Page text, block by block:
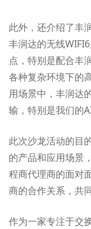
此外，还介绍了丰
丰润达的无线
点，特别是配合丰
各种复杂环境下的
用场景中，丰润达
输，特别是我们的
此次沙龙活动的目
的产品和应用场景
程商代理商的面对
商的合作关系，共
作为一家专注于交